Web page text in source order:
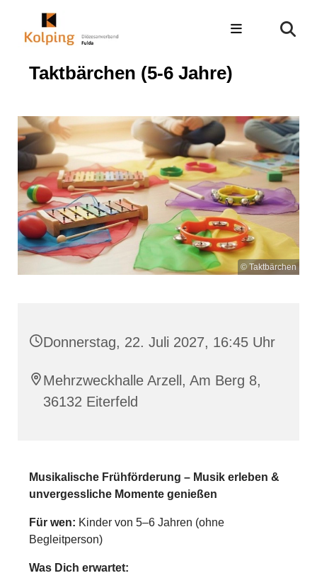
Taktbärchen (5-6 Jahre)
© Taktbärchen
Donnerstag, 22. Juli 2027, 16:45 Uhr
Mehrzweckhalle Arzell, Am Berg 8,
36132 Eiterfeld
Musikalische Frühförderung – Musik erleben &
unvergessliche Momente genießen
Für wen: Kinder von 5–6 Jahren (ohne
Begleitperson)
Was Dich erwartet: